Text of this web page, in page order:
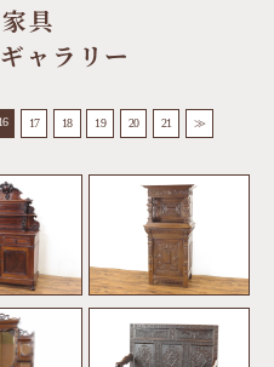
具
ャラリー
16 17 18 19 20 21 ≫